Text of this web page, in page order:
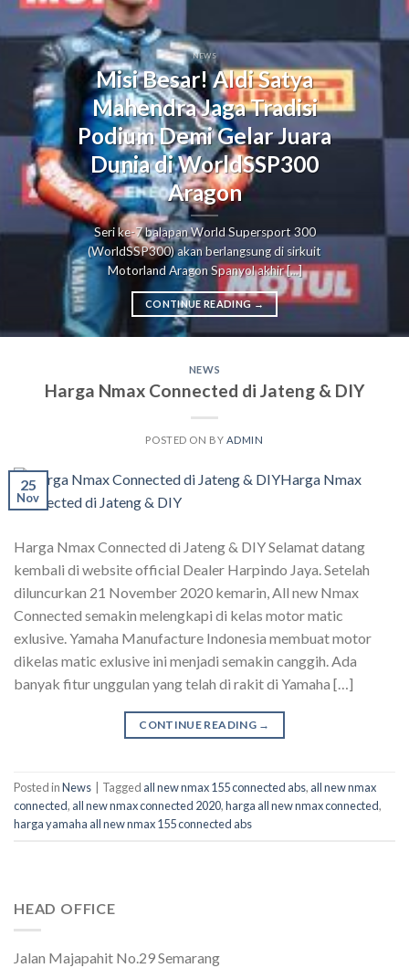
NEWS
Misi Besar! Aldi Satya
Mahendra Jaga Tradisi
Podium Demi Gelar Juara
Dunia di WorldSSP300
Aragon
Seri ke-7 balapan World Supersport 300
(WorldSSP300) akan berlangsung di sirkuit
Motorland Aragon Spanyol akhir [...]
CONTINUE READING→
NEWS
Harga Nmax Connected di Jateng & DIY
POSTED ON BY ADMIN
25
Nov
Harga Nmax Connected di Jateng & DIY Selamat datang
kembali di website official Dealer Harpindo Jaya. Setelah
diluncurkan 21 November 2020 kemarin, All new Nmax
Connected semakin melengkapi di kelas motor matic
exlusive. Yamaha Manufacture Indonesia membuat motor
dikelas matic exlusive ini menjadi semakin canggih. Ada
banyak fitur unggulan yang telah di rakit di Yamaha […]
CONTINUE READING →
Posted inNews Tagged all new nmax 155 connected abs, all new nmax
connected, all new nmax connected 2020,harga all new nmax connected,
harga yamaha all new nmax 155 connected abs
HEAD OFFICE
Jalan Majapahit No.29 Semarang